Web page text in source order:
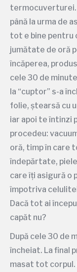
termocuverturei.
până la urma de
tot e bine pentru
jumătate de oră
încăperea,
cele 30 de
la “cuptor” s-a
folie, ștearsă cu
iar apoi te întinzi
procedeu:
oră, timp în care
îndepărtate,
care îți asigură o
împotriva
Dacă tot ai
capăt nu?
După cele 30 de
încheiat. La final
masat tot corpul.